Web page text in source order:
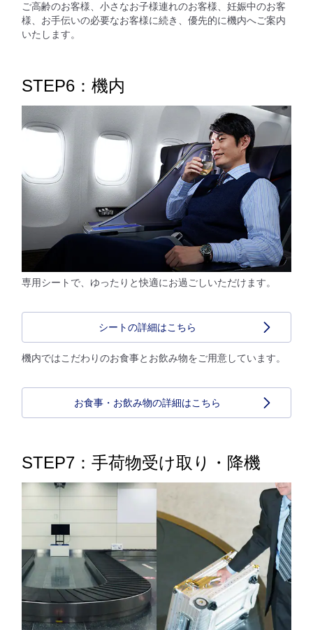
ご高齢のお客様、小さなお子様連れのお客様、妊娠中のお客
様、お手伝いの必要なお客様に続き、優先的に機内へご案内
いたします。
STEP6：機内
専用シートで、ゆったりと快適にお過ごしいただけます。
シートの詳細はこちら
機内ではこだわりのお食事とお飲み物をご用意しています。
お食事・お飲み物の詳細はこちら
STEP7：手荷物受け取り・降機